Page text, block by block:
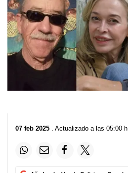
07 feb 2025 . Actualizado a las 05:00 h.